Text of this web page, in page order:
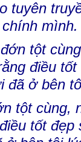
tuyên
mình.
tột cùng,
tốt